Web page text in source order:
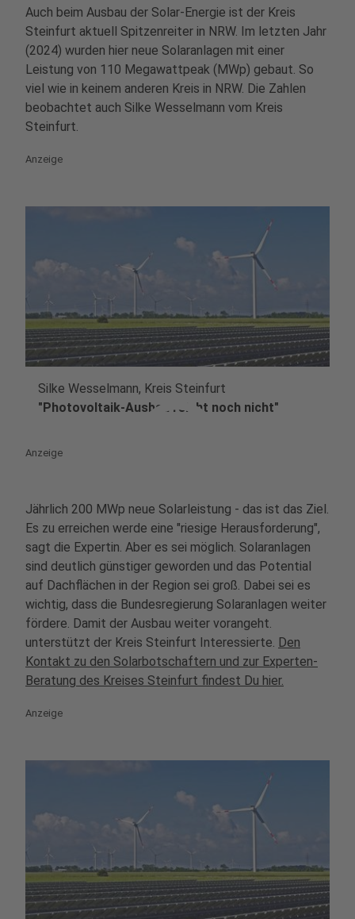
Auch beim Ausbau der Solar-Energie ist der Kreis
Steinfurt aktuell Spitzenreiter in NRW. Im letzten Jahr
(2024) wurden hier neue Solaranlagen mit einer
Leistung von 110 Megawattpeak (MWp) gebaut. So
viel wie in keinem anderen Kreis in NRW. Die Zahlen
beobachtet auch Silke Wesselmann vom Kreis
Steinfurt.
Anzeige
play_circle
Silke Wesselmann, Kreis Steinfurt
"Photovoltaik-Ausbau reicht noch nicht"
Anzeige
Jährlich 200 MWp neue Solarleistung - das ist das Ziel.
Es zu erreichen werde eine "riesige Herausforderung",
sagt die Expertin. Aber es sei möglich. Solaranlagen
sind deutlich günstiger geworden und das Potential
auf Dachflächen in der Region sei groß. Dabei sei es
wichtig, dass die Bundesregierung Solaranlagen weiter
fördere. Damit der Ausbau weiter vorangeht.
unterstützt der Kreis Steinfurt Interessierte. Den
Kontakt zu den Solarbotschaftern und zur Experten-
Beratung des Kreises Steinfurt findest Du hier.
Anzeige